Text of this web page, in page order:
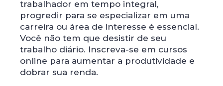
trabalhador em tempo integral,
progredir para se especializar em uma
carreira ou área de interesse é essencial.
Você não tem que desistir de seu
trabalho diário. Inscreva-se em cursos
online para aumentar a produtividade e
dobrar sua renda.